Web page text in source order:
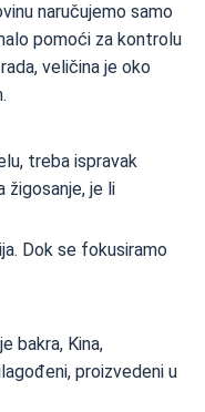
naručujemo samo
pomoći za kontrolu
veličina je oko
treba ispravak
žigosanje, je li
Dok se fokusiramo
bakra, Kina,
proizvedeni u